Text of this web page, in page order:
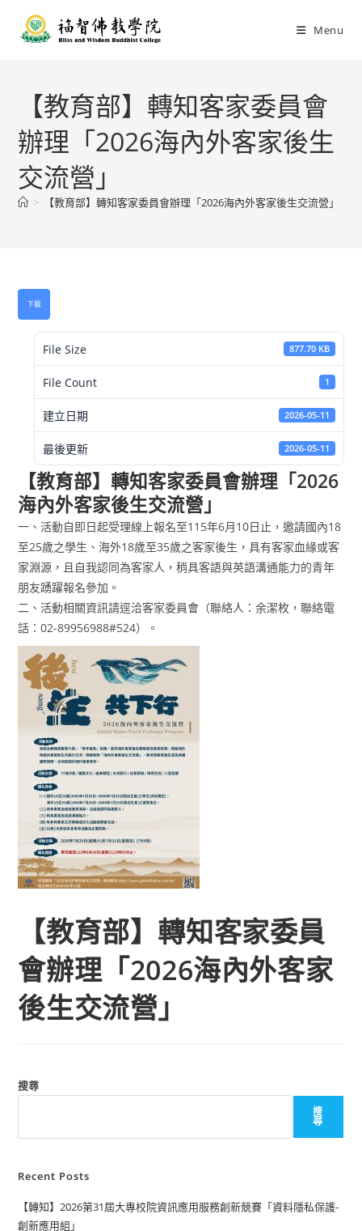
Menu
【教育部】轉知客家委員會
辦理「2026海內外客家後生
交流營」
> 【教育部】轉知客家委員會辦理「2026海內外客家後生交流營」
下載
File Size 877.70 KB
File Count 1
建立日期 2026-05-11
最後更新 2026-05-11
【教育部】轉知客家委員會辦理「2026
海內外客家後生交流營」
一、活動自即日起受理線上報名至115年6月10日止，邀請國內18
至25歲之學生、海外18歲至35歲之客家後生，具有客家血緣或客
家淵源，且自我認同為客家人，稍具客語與英語溝通能力的青年
朋友踴躍報名參加。
二、活動相關資訊請逕洽客家委員會（聯絡人：余潔枚，聯絡電
話：02-89956988#524）。
【教育部】轉知客家委員
會辦理「2026海內外客家
後生交流營」
搜尋
搜
尋
Recent Posts
【轉知】2026第31屆大專校院資訊應用服務創新競賽「資料隱私保護-
創新應用組」